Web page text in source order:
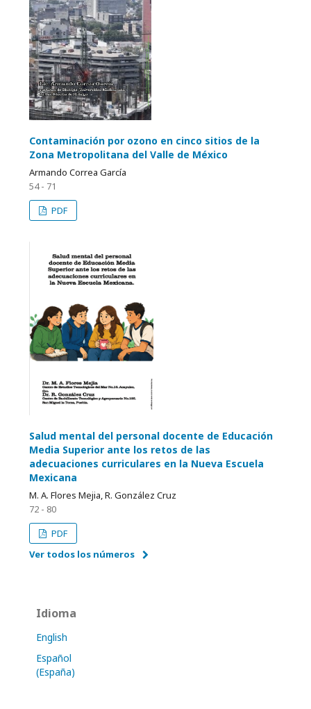
Contaminación por ozono en cinco sitios de la
Zona Metropolitana del Valle de México
Armando Correa García
54 - 71
PDF
Salud mental del personal docente de Educación
Media Superior ante los retos de las
adecuaciones curriculares en la Nueva Escuela
Mexicana
M. A. Flores Mejia, R. González Cruz
72 - 80
PDF
Ver todos los números
Idioma
English
Español
(España)